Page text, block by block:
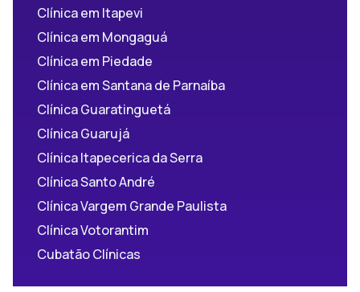
Clínica em Itapevi
Clínica em Mongaguá
Clínica em Piedade
Clínica em Santana de Parnaíba
Clínica Guaratinguetá
Clínica Guarujá
Clínica Itapecerica da Serra
Clínica Santo André
Clínica Vargem Grande Paulista
Clínica Votorantim
Cubatão Clínicas